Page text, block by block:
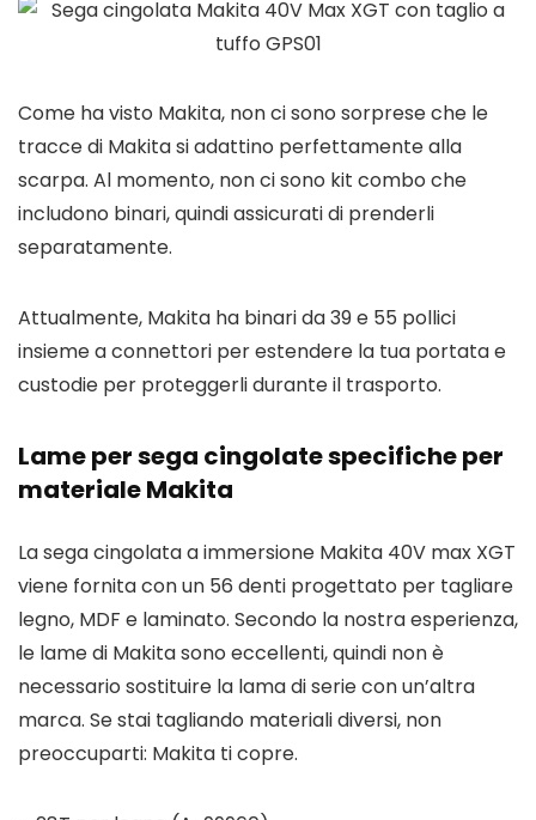
Come ha visto Makita, non ci sono sorprese che le
tracce di Makita si adattino perfettamente alla
scarpa. Al momento, non ci sono kit combo che
includono binari, quindi assicurati di prenderli
separatamente.
Attualmente, Makita ha binari da 39 e 55 pollici
insieme a connettori per estendere la tua portata e
custodie per proteggerli durante il trasporto.
Lame per sega cingolate specifiche per
materiale Makita
La sega cingolata a immersione Makita 40V max XGT
viene fornita con un 56 denti progettato per tagliare
legno, MDF e laminato. Secondo la nostra esperienza,
le lame di Makita sono eccellenti, quindi non è
necessario sostituire la lama di serie con un’altra
marca. Se stai tagliando materiali diversi, non
preoccuparti: Makita ti copre.